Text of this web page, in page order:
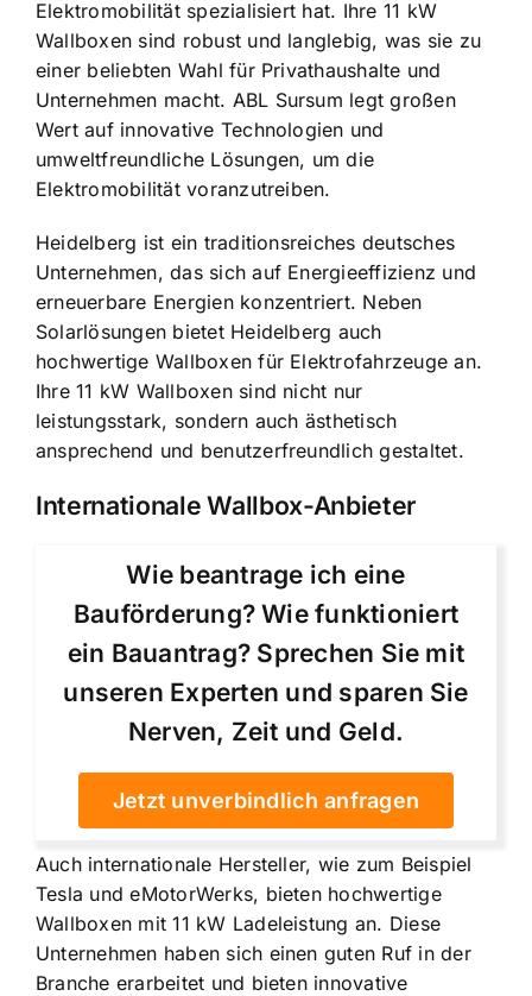
Elektromobilität spezialisiert hat. Ihre 11 kW
Wallboxen sind robust und langlebig, was sie zu
einer beliebten Wahl für Privathaushalte und
Unternehmen macht. ABL Sursum legt großen
Wert auf innovative Technologien und
umweltfreundliche Lösungen, um die
Elektromobilität voranzutreiben.
Heidelberg ist ein traditionsreiches deutsches
Unternehmen, das sich auf Energieeffizienz und
erneuerbare Energien konzentriert. Neben
Solarlösungen bietet Heidelberg auch
hochwertige Wallboxen für Elektrofahrzeuge an.
Ihre 11 kW Wallboxen sind nicht nur
leistungsstark, sondern auch ästhetisch
ansprechend und benutzerfreundlich gestaltet.
Internationale Wallbox-Anbieter
Wie beantrage ich eine
Bauförderung? Wie funktioniert
ein Bauantrag? Sprechen Sie mit
unseren Experten und sparen Sie
Nerven, Zeit und Geld.
Jetzt unverbindlich anfragen
Auch internationale Hersteller, wie zum Beispiel
Tesla und eMotorWerks, bieten hochwertige
Wallboxen mit 11 kW Ladeleistung an. Diese
Unternehmen haben sich einen guten Ruf in der
Branche erarbeitet und bieten innovative